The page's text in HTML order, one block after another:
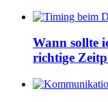
Wann sollte
richtige